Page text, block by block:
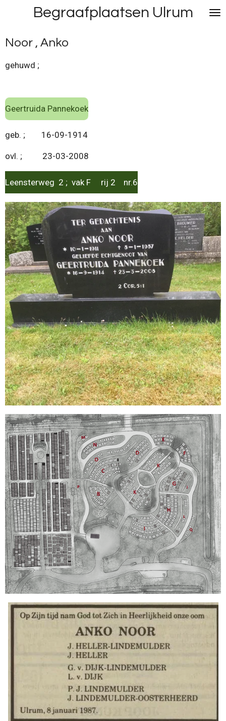
naar
de
hoofdinhoud
Begraafplaatsen Ulrum
Noor , Anko
gehuwd ;
Geertruida Pannekoek
geb. ; 16-09-1914
ovl. ; 23-03-2008
Leensterweg 2 ; vak F rij 2 nr.6